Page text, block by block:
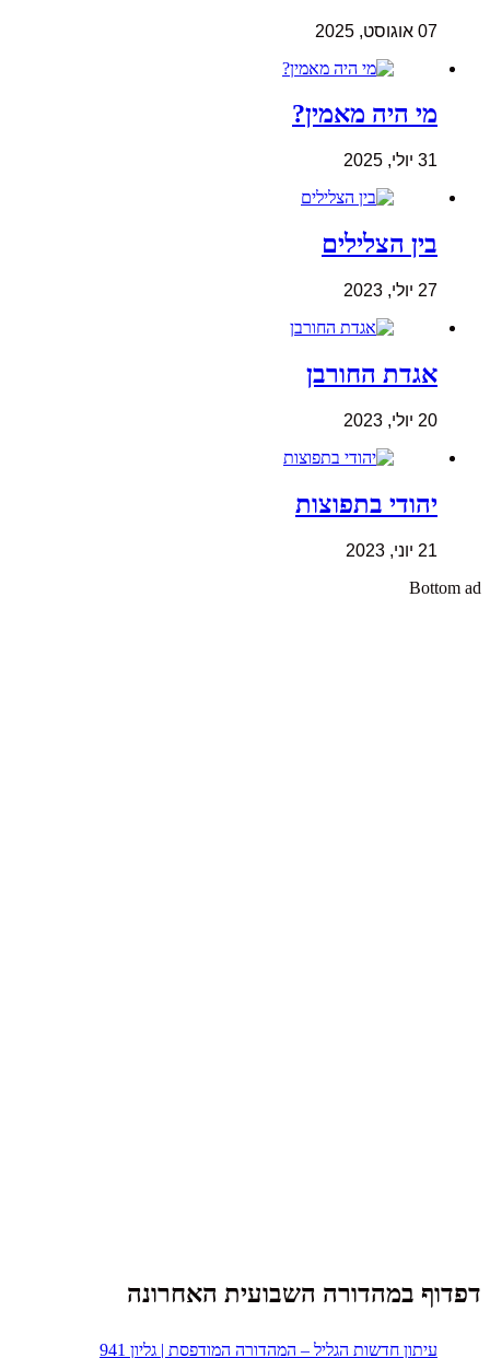
07 אוגוסט, 2025
מי היה מאמין?
31 יולי, 2025
בין הצלילים
27 יולי, 2023
אגדת החורבן
20 יולי, 2023
יהודי בתפוצות
21 יוני, 2023
Bottom ad
דפדוף במהדורה השבועית האחרונה
עיתון חדשות הגליל – המהדורה המודפסת | גליון 941